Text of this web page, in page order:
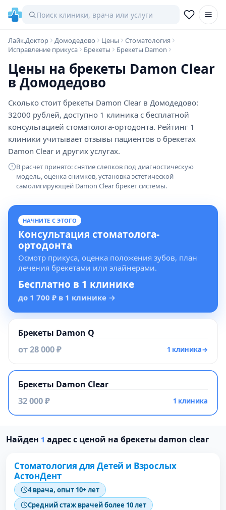
Лайк.Доктор Домодедово Цены
Стоматология
Исправление прикуса
Брекеты Брекеты Damon
Цены на брекеты Damon Clear
в Домодедово
Сколько стоит брекеты Damon Clear в Домодедово:
32000 рублей, доступно 1 клиника с бесплатной
консультацией стоматолога-ортодонта. Рейтинг 1
клиники учитывает отзывы пациентов о брекетах
Damon Clear и других услугах.
В расчет принято: снятие слепков под диагностическую
модель, оценка снимков, установка эстетической
самолигирующей Damon Clear брекет системы.
НАЧНИТЕ С ЭТОГО
Консультация стоматолога-
ортодонта
Осмотр прикуса, оценка положения зубов, план
лечения брекетами или элайнерами.
Бесплатно в 1 клинике
до 1 700 ₽ в 1 клинике →
Брекеты Damon Q
от 28 000 ₽ 1 клиника→
Брекеты Damon Clear
32 000 ₽ 1 клиника
Найден 1 адрес с ценой на брекеты damon clear
Проверено давно
Стоматология для Детей и Взрослых
АстонДент
4 врача, опыт 10+ лет
Средний стаж врачей более 10 лет